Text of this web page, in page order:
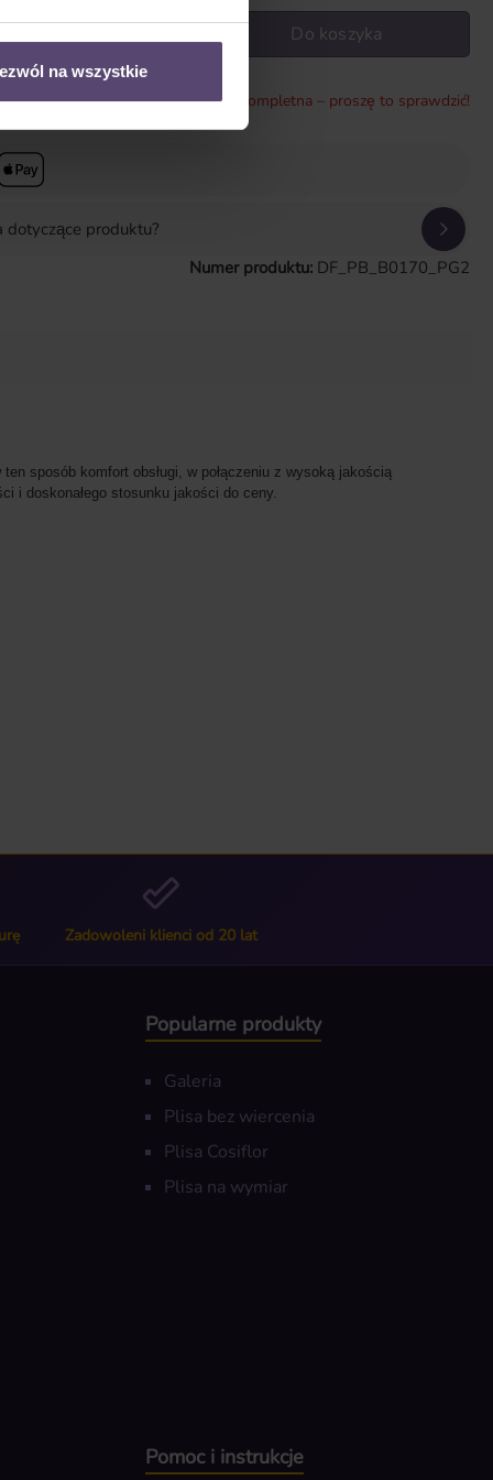
na wszystkie
Do koszyka
* Konfiguracja jest niekompletna – proszę to sprawdzić!
dotyczące produktu?
Numer produktu: DF_PB_B0170_PG2
sposób komfort obsługi, w połączeniu z wysoką jakością
i doskonałego stosunku jakości do ceny.
Zadowoleni klienci od 20 lat
Popularne produkty
Galeria
Plisa bez wiercenia
Plisa Cosiflor
Plisa na wymiar
Pomoc i instrukcje